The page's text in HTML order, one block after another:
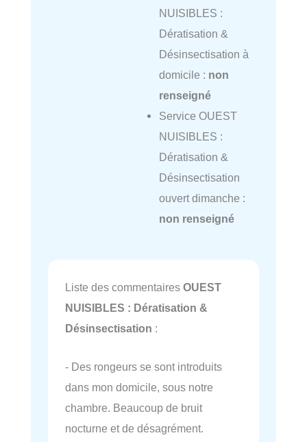
NUISIBLES :
Dératisation &
Désinsectisation à
domicile : non
renseigné
Service OUEST
NUISIBLES :
Dératisation &
Désinsectisation
ouvert dimanche :
non renseigné
Liste des commentaires OUEST
NUISIBLES : Dératisation &
Désinsectisation :
- Des rongeurs se sont introduits
dans mon domicile, sous notre
chambre. Beaucoup de bruit
nocturne et de désagrément.